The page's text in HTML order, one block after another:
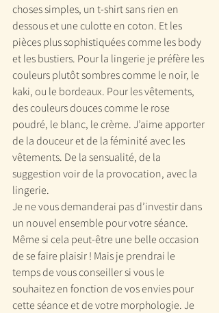
choses simples, un t-shirt sans rien en
dessous et une culotte en coton. Et les
pièces plus sophistiquées comme les body
et les bustiers. Pour la lingerie je préfère les
couleurs plutôt sombres comme le noir, le
kaki, ou le bordeaux. Pour les vêtements,
des couleurs douces comme le rose
poudré, le blanc, le crème. J’aime apporter
de la douceur et de la féminité avec les
vêtements. De la sensualité, de la
suggestion voir de la provocation, avec la
lingerie.
Je ne vous demanderai pas d’investir dans
un nouvel ensemble pour votre séance.
Même si cela peut-être une belle occasion
de se faire plaisir ! Mais je prendrai le
temps de vous conseiller si vous le
souhaitez en fonction de vos envies pour
cette séance et de votre morphologie. Je